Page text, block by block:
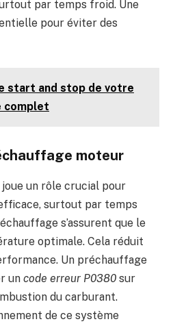
par temps froid. Une
pour éviter des
start and stop de votre
complet
moteur
joue un rôle crucial pour
surtout par temps
s’assurent que le
optimale. Cela réduit
Un préchauffage
un code erreur P0380 sur
du carburant.
de ce système